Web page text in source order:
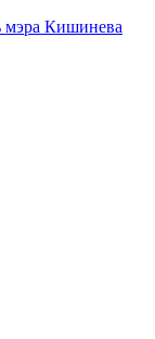
мэра Кишинева